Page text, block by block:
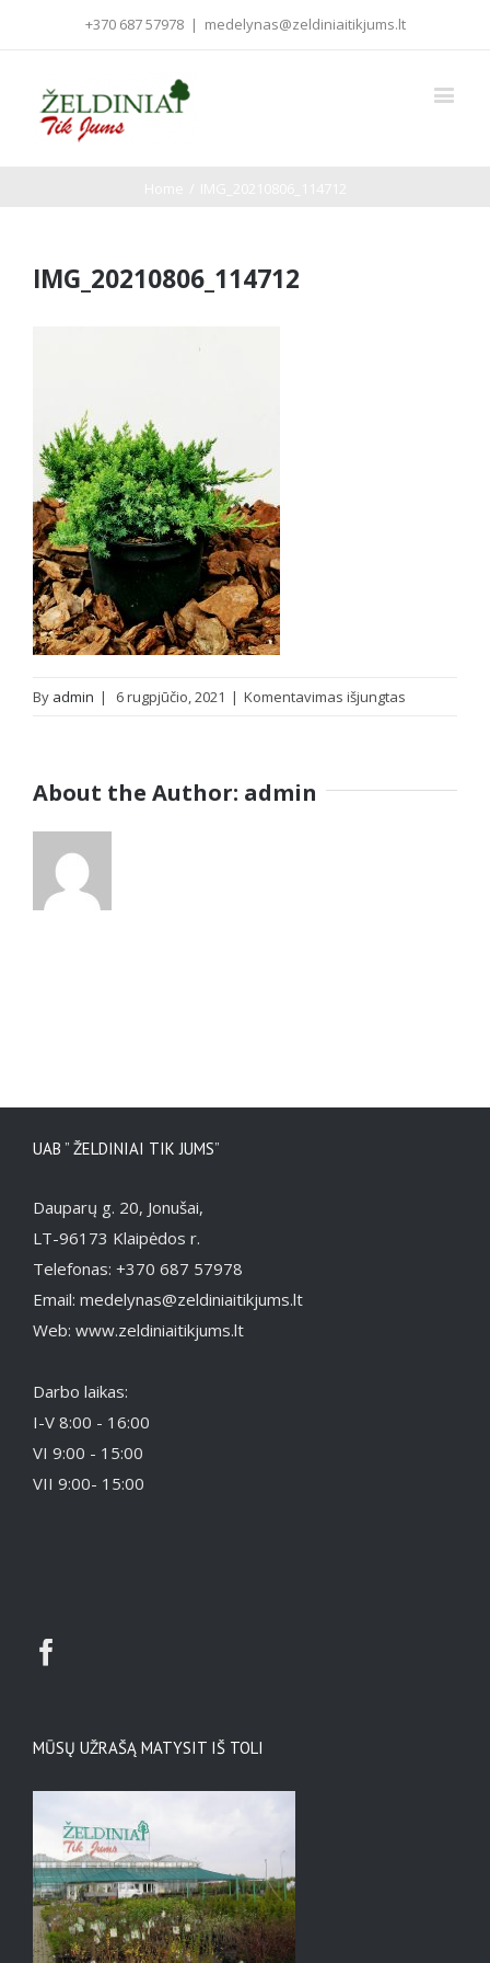
+370 687 57978 | medelynas@zeldiniaitikjums.lt
IMG_20210806_114712
By admin | 6 rugpjūčio, 2021 | Komentavimas išjungtas
About the Author: admin
UAB ” ŽELDINIAI TIK JUMS”
Dauparų g. 20, Jonušai,
LT-96173 Klaipėdos r.
Telefonas: +370 687 57978
Email: medelynas@zeldiniaitikjums.lt
Web: www.zeldiniaitikjums.lt
Darbo laikas:
I-V 8:00 - 16:00
VI 9:00 - 15:00
VII 9:00- 15:00
MŪSŲ UŽRAŠĄ MATYSIT IŠ TOLI